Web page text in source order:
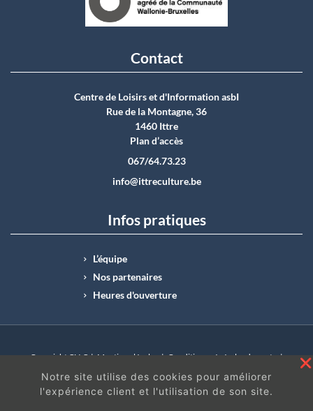
Contact
Centre de Loisirs et d'Information asbI
Rue de la Montagne, 36
1460 Ittre
Plan d’accès
067/64.73.23
info@ittreculture.be
Infos pratiques
L’équipe
Nos partenaires
Heures d'ouverture
Copyright CLI © | Mentions légales | Conditions générales de vente |
N°Entreprise : BE0414.742.009 |
BE50 0012 6285 4518
Notre site utilise des cookies pour améliorer
l'expérience client et l'utilisation de son site.